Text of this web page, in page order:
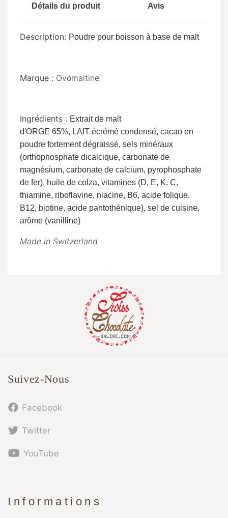
Détails du produit Avis
Description: Poudre pour boisson à base de malt
Marque : Ovomaltine
Ingrédients : Extrait de malt
d'ORGE 65%, LAIT écrémé condensé, cacao en
poudre fortement dégraissé, sels minéraux
(orthophosphate dicalcique, carbonate de
magnésium, carbonate de calcium, pyrophosphate
de fer), huile de colza, vitamines (D, E, K, C,
thiamine, riboflavine, niacine, B6, acide folique,
B12, biotine, acide pantothénique), sel de cuisine,
arôme (vanilline)
Made in Switzerland
Suivez-Nous
Facebook
Twitter
YouTube
Informations